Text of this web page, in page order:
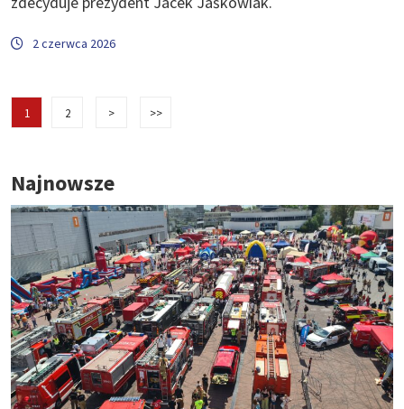
2 czerwca 2026
1 2 > >>
Najnowsze